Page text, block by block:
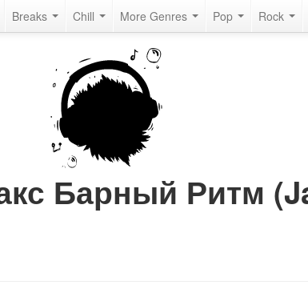
Breaks Chill More Genres Pop Rock
Барный Ритм